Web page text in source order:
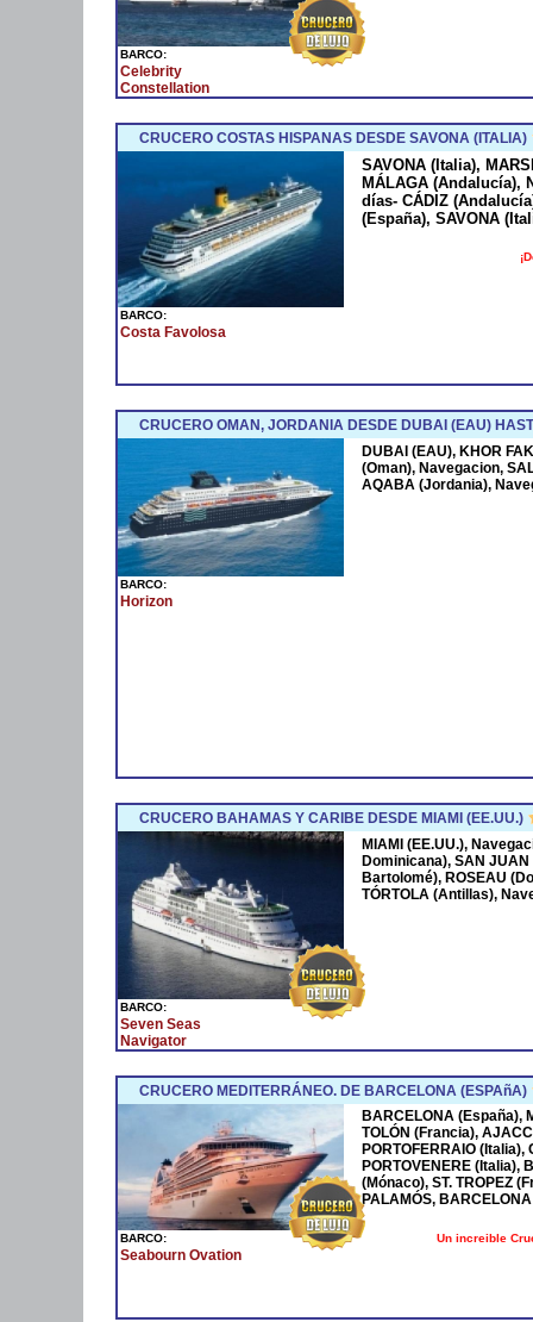
BARCO:
Celebrity
Constellation
CRUCERO COSTAS HISPANAS DESDE SAVONA (ITALIA)
BARCO:
Costa Favolosa
SAVONA (Italia),
MÁLAGA (Andalucía),
días- CÁDIZ
(España), SAVONA
CRUCERO OMAN, JORDANIA DESDE DUBAI (EAU)
BARCO:
Horizon
DUBAI (EAU), KHOR
(Oman), Navegacion,
AQABA (Jordania),
CRUCERO BAHAMAS Y CARIBE DESDE MIAMI (EE.UU.)
BARCO:
Seven Seas
Navigator
MIAMI (EE.UU.),
Dominicana), SAN JUAN
Bartolomé), ROSEAU
TÓRTOLA (Antillas),
CRUCERO MEDITERRÁNEO. DE BARCELONA (ESPAñA)
BARCO:
Seabourn Ovation
BARCELONA (España),
TOLÓN (Francia),
PORTOFERRAIO (Italia),
PORTOVENERE (Italia),
(Mónaco), ST. TROPEZ
PALAMÓS,
Un increible